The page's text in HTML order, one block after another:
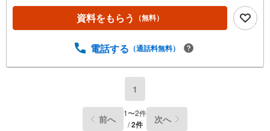
資料をもらう （無料）
電話する （通話料無料）
1
前へ 1〜2件
/2件 次へ